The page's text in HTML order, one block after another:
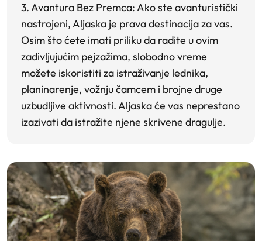
3. Avantura Bez Premca:Ako ste avanturistički
nastrojeni, Aljaska je prava destinacija za vas.
Osim što ćete imati priliku da radite u ovim
zadivljujućim pejzažima, slobodno vreme
možete iskoristiti za istraživanje lednika,
planinarenje, vožnju čamcem i brojne druge
uzbudljive aktivnosti. Aljaska će vas neprestano
izazivati da istražite njene skrivene dragulje.